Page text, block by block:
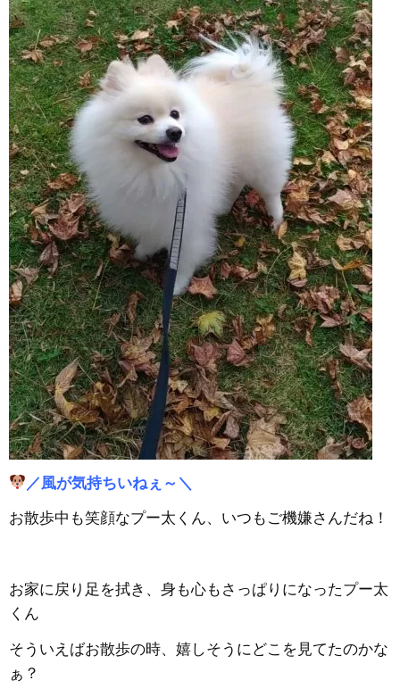
／風が気持ちいねぇ～＼
お散歩中も笑顔なプー太くん、いつもご機嫌さんだね！
お家に戻り足を拭き、身も心もさっぱりになったプー太
くん
そういえばお散歩の時、嬉しそうにどこを見てたのかな
ぁ？